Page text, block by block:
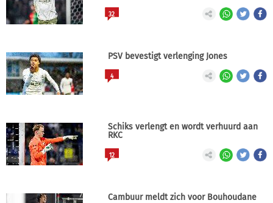
32
PSV bevestigt verlenging Jones
4
Schiks verlengt en wordt verhuurd aan
RKC
12
Cambuur meldt zich voor Bouhoudane